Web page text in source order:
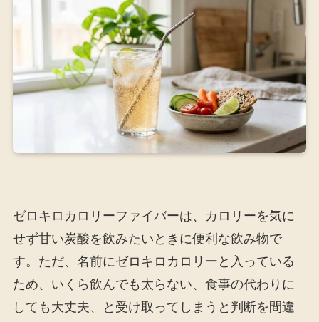
ゼロキロカロリーファイバーは、カロリーを気に
せず甘い炭酸を飲みたいときに便利な飲み物で
す。ただ、名前にゼロキロカロリーと入っている
ため、いくら飲んでも太らない、食事の代わりに
しても大丈夫、と受け取ってしまうと判断を間違